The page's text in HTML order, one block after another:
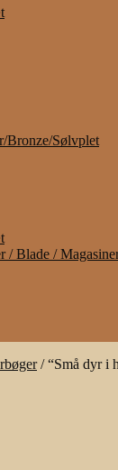
Bronze/Sølvplet
/ Blade /
/“Små dyr i